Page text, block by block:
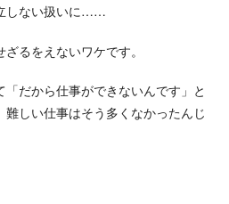
しない扱いに……
るをえないワケです。
だから仕事ができないんです」と
しい仕事はそう多くなかったんじ